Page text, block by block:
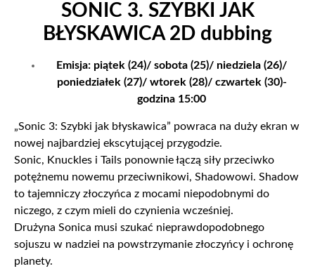
SONIC 3. SZYBKI JAK
BŁYSKAWICA 2D dubbing
Emisja: piątek (24)/ sobota (25)/ niedziela (26)/
poniedziałek (27)/ wtorek (28)/ czwartek (30)-
godzina 15:00
„Sonic 3: Szybki jak błyskawica” powraca na duży ekran w
nowej najbardziej ekscytującej przygodzie.
Sonic, Knuckles i Tails ponownie łączą siły przeciwko
potężnemu nowemu przeciwnikowi, Shadowowi. Shadow
to tajemniczy złoczyńca z mocami niepodobnymi do
niczego, z czym mieli do czynienia wcześniej.
Drużyna Sonica musi szukać nieprawdopodobnego
sojuszu w nadziei na powstrzymanie złoczyńcy i ochronę
planety.